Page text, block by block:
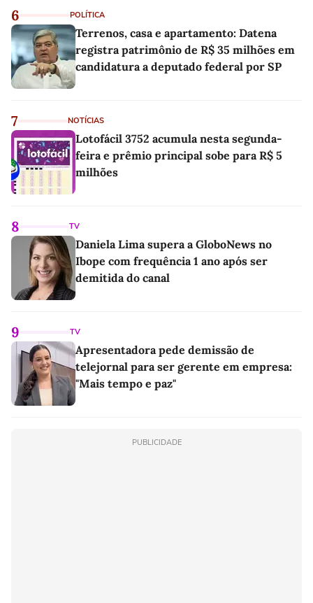
6 POLÍTICA
Terrenos, casa e apartamento: Datena
registra patrimônio de R$ 35 milhões em
candidatura a deputado federal por SP
7 NOTÍCIAS
Lotofácil 3752 acumula nesta segunda-
feira e prêmio principal sobe para R$ 5
milhões
8 TV
Daniela Lima supera a GloboNews no
Ibope com frequência 1 ano após ser
demitida do canal
9 TV
Apresentadora pede demissão de
telejornal para ser gerente em empresa:
"Mais tempo e paz"
PUBLICIDADE